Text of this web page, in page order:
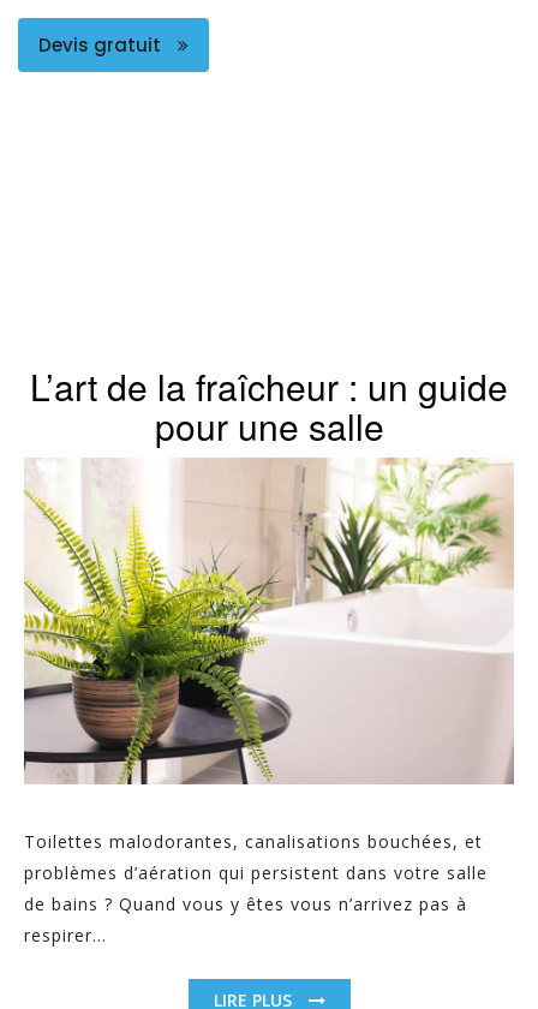
Devis gratuit
L’art de la fraîcheur : un guide
pour une salle
Toilettes malodorantes, canalisations bouchées, et
problèmes d’aération qui persistent dans votre salle
de bains ? Quand vous y êtes vous n’arrivez pas à
respirer...
LIRE PLUS